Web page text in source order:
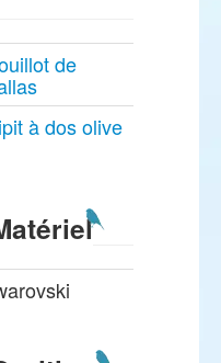
de
à dos olive